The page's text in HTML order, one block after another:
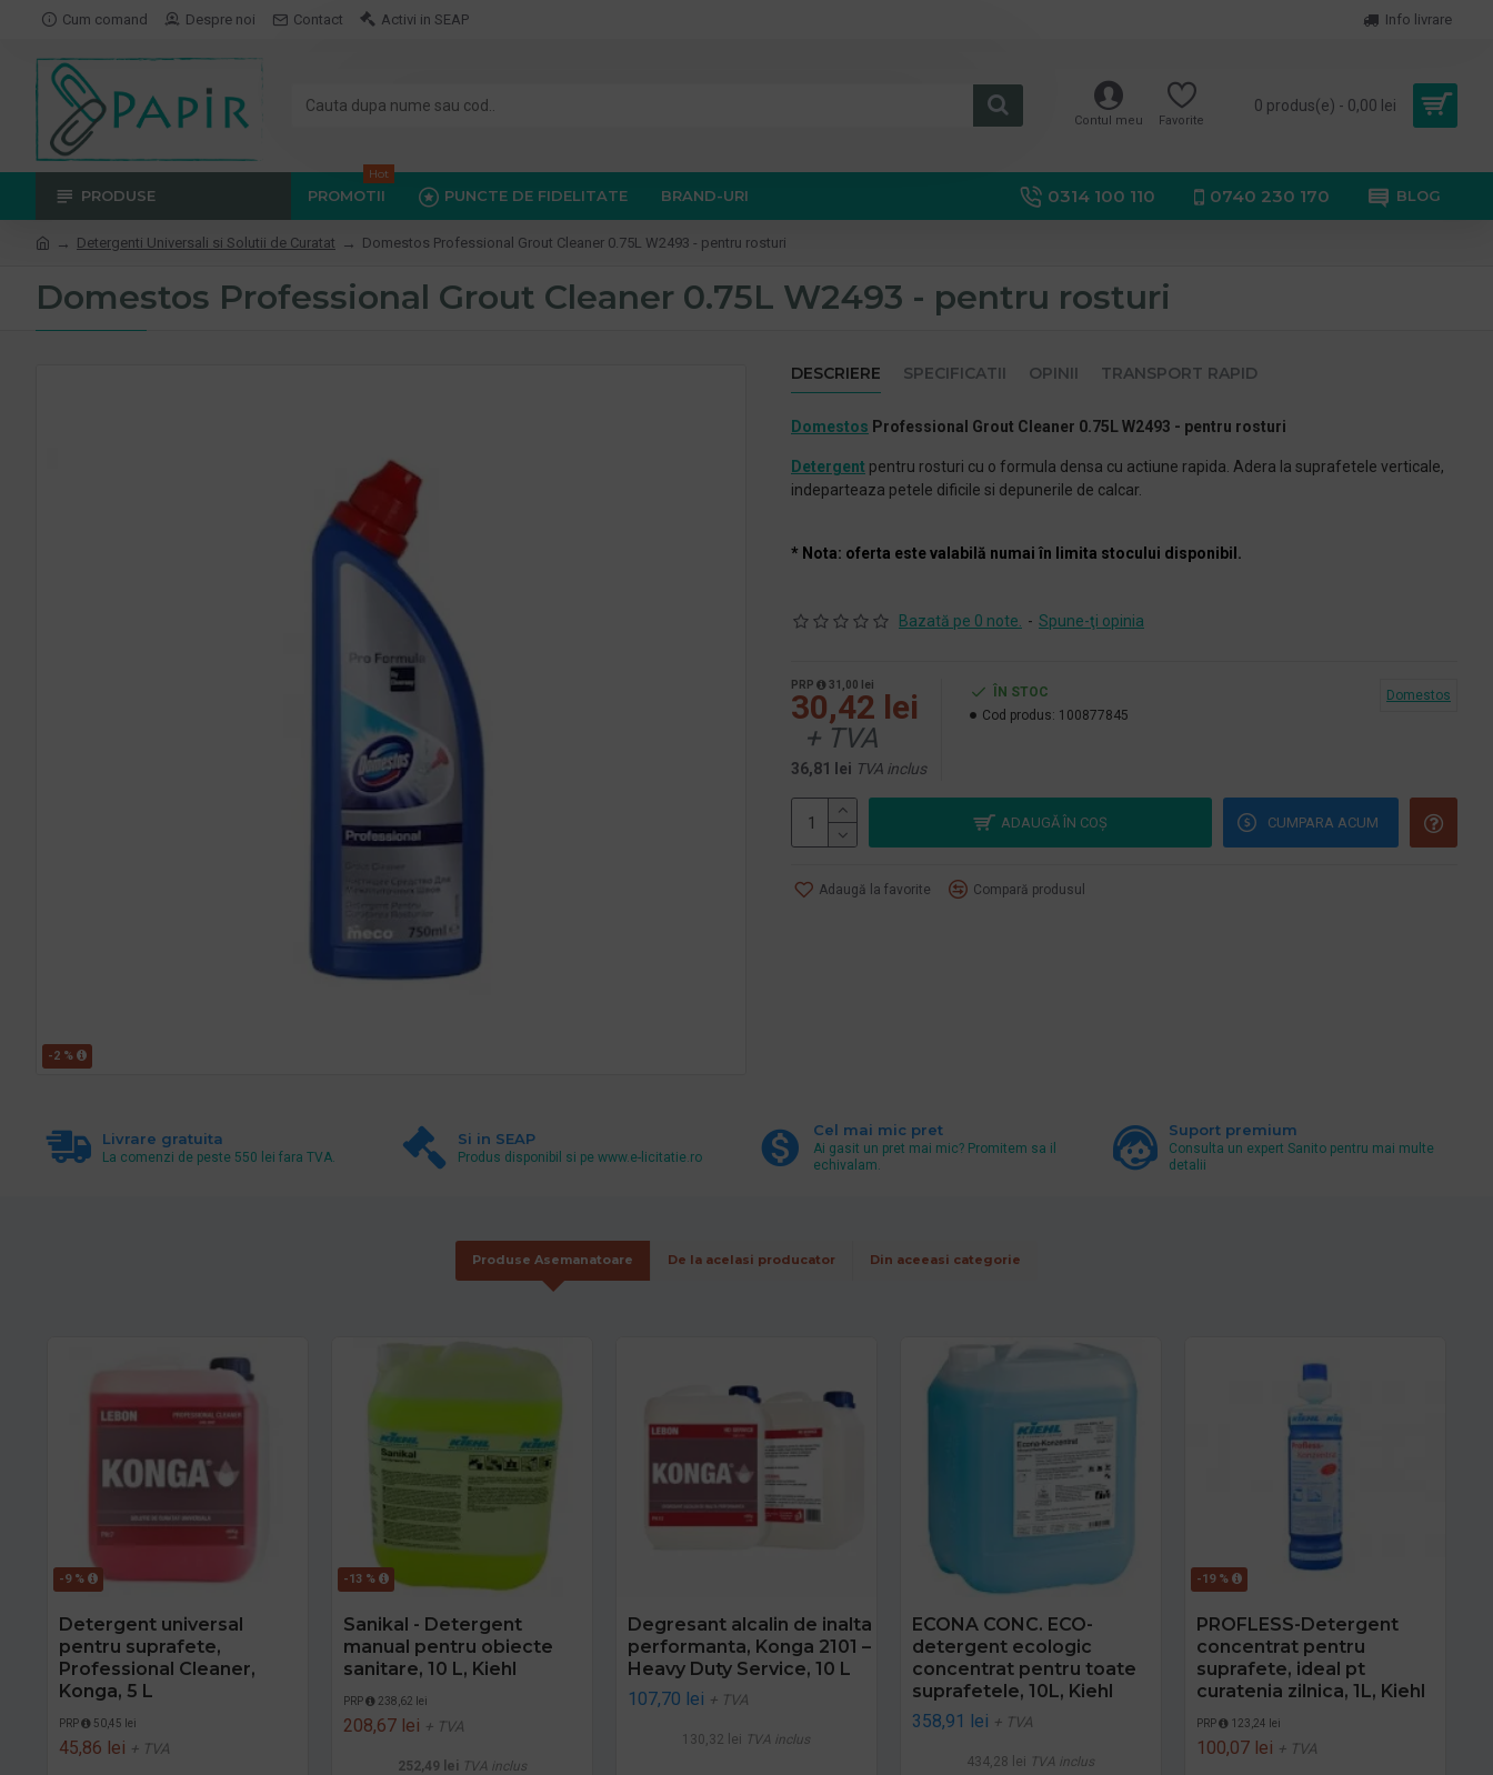
Cum comand Despre noi Contact Activi in SEAP Info livrare
Contul meu Favorite
0 produs(e) - 0,00 lei
PRODUSE PROMOTII
Hot
PUNCTE DE FIDELITATE BRAND-URI 0314 100 110 0740 230 170 BLOG
Detergenti Universali si Solutii de Curatat Domestos Professional Grout Cleaner 0.75L W2493 - pentru rosturi
Domestos Professional Grout Cleaner 0.75L W2493 - pentru rosturi
-2 %
DESCRIERE SPECIFICATII OPINII TRANSPORT RAPID
Domestos Professional Grout Cleaner 0.75L W2493 - pentru rosturi
Detergent pentru rosturi cu o formula densa cu actiune rapida. Adera la suprafetele verticale,
indeparteaza petele dificile si depunerile de calcar.
* Nota: oferta este valabilă numai în limita stocului disponibil.
Bazată pe 0 note. - Spune-ţi opinia
PRP 31,00 lei
30,42 lei
+ TVA
36,81 lei TVA inclus
ÎN STOC
Cod produs: 100877845
Domestos
ADAUGĂ ÎN COŞ CUMPARA ACUM
Adaugă la favorite Compară produsul
Livrare gratuita
La comenzi de peste 550 lei fara TVA.
Si in SEAP
Produs disponibil si pe www.e-licitatie.ro
Cel mai mic pret
Ai gasit un pret mai mic? Promitem sa il
echivalam.
Suport premium
Consulta un expert Sanito pentru mai multe
detalii
Produse Asemanatoare De la acelasi producator Din aceeasi categorie
-9 %
Detergent universal
pentru suprafete,
Professional Cleaner,
Konga, 5 L
PRP 50,45 lei
45,86 lei + TVA
-13 %
Sanikal - Detergent
manual pentru obiecte
sanitare, 10 L, Kiehl
PRP 238,62 lei
208,67 lei + TVA
252,49 lei TVA inclus
Degresant alcalin de inalta
performanta, Konga 2101 –
Heavy Duty Service, 10 L
107,70 lei + TVA
130,32 lei TVA inclus
ECONA CONC. ECO-
detergent ecologic
concentrat pentru toate
suprafetele, 10L, Kiehl
358,91 lei + TVA
434,28 lei TVA inclus
-19 %
PROFLESS-Detergent
concentrat pentru
suprafete, ideal pt
curatenia zilnica, 1L, Kiehl
PRP 123,24 lei
100,07 lei + TVA